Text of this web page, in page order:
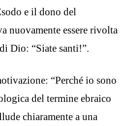
e il dono del
nuovamente essere rivolta
Dio: “Siate santi!”.
“Perché io sono
del termine ebraico
chiaramente a una